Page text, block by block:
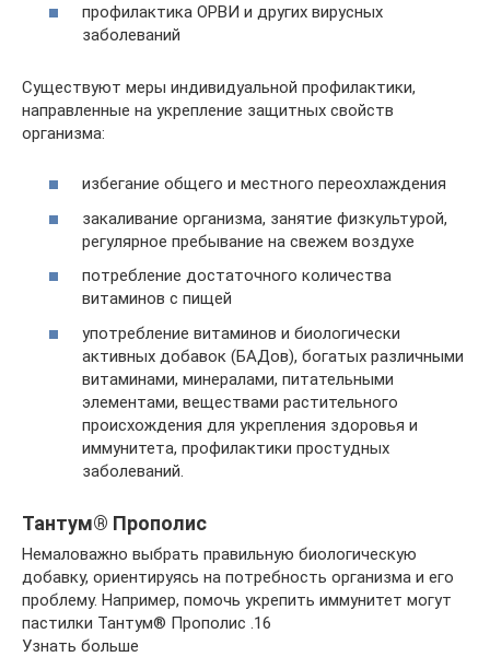
профилактика ОРВИ и других вирусных
заболеваний
Существуют меры индивидуальной профилактики,
направленные на укрепление защитных свойств
организма:
избегание общего и местного переохлаждения
закаливание организма, занятие физкультурой,
регулярное пребывание на свежем воздухе
потребление достаточного количества
витаминов с пищей
употребление витаминов и биологически
активных добавок (БАДов), богатых различными
витаминами, минералами, питательными
элементами, веществами растительного
происхождения для укрепления здоровья и
иммунитета, профилактики простудных
заболеваний.
Тантум® Прополис
Немаловажно выбрать правильную биологическую
добавку, ориентируясь на потребность организма и его
проблему. Например, помочь укрепить иммунитет могут
пастилки Тантум® Прополис .16
Узнать больше